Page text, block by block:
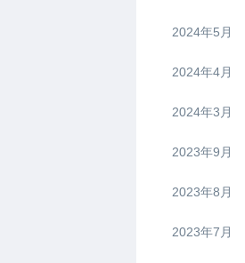
2024年5月
2024年4月
2024年3月
2023年9月
2023年8月
2023年7月